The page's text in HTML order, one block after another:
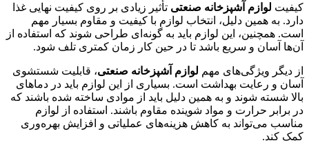
کیفیت لوازم آشپزخانه صنعتی تأثیر زیادی بر روی کیفیت نهایی غذا
دارد. به همین دلیل، انتخاب لوازم با کیفیت و مقاوم بسیار مهم
است. همچنین، این لوازم باید به گونه‌ای طراحی شوند که استفاده از
آن‌ها آسان و سریع باشد تا در حین کار زمان کمتری تلف شود.
از دیگر ویژگی‌های مهم لوازم آشپزخانه صنعتی، قابلیت شستشوی
آسان و رعایت بهداشت است. بسیاری از این لوازم باید در دماهای
بالا شسته شوند و به همین دلیل باید از موادی ساخته شده باشند که
در برابر حرارت و مواد شوینده مقاوم باشند. استفاده از لوازم
مناسب می‌تواند به کاهش هزینه‌های عملیاتی و افزایش بهره‌وری
کمک کند.